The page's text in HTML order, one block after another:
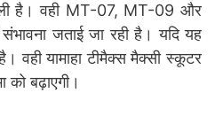
है। वही MT-07, MT-09 और
जताई जा रही है। यदि यह
वही यामाहा टीमैक्स मैक्सी स्कूटर
को बढ़ाएगी।